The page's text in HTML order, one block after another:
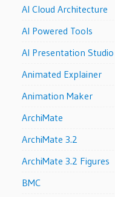
AI Cloud Architecture
AI Powered Tools
AI Presentation Studio
Animated Explainer
Animation Maker
ArchiMate
ArchiMate 3.2
ArchiMate 3.2 Figures
BMC